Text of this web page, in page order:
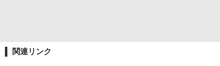
関連リンク